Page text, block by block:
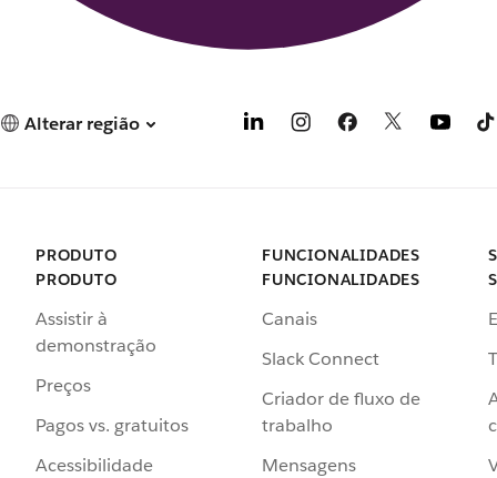
Alterar região
PRODUTO
PRODUTO
Assistir à
demonstração
Preços
Pagos vs. gratuitos
Acessibilidade
FUNCIONALIDADES
FUNCIONALIDADES
Canais
Slack Connect
Criador de fluxo de
trabalho
Mensagens